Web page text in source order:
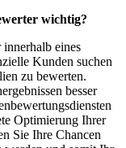
wichtig?
eines
Kunden suchen
zu bewerten.
besser
Optimierung Ihrer
Sie Ihre Chancen